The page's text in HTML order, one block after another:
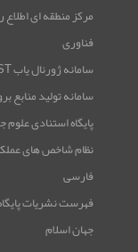
مرکز منطقه ای
فناوری
سامانه ژورنال یاب RICeST
سامانه تولید منابع
پایگاه استنادی علوم
نظام شاخص های
فارسی
فهرست نشریات
جهان اسلام